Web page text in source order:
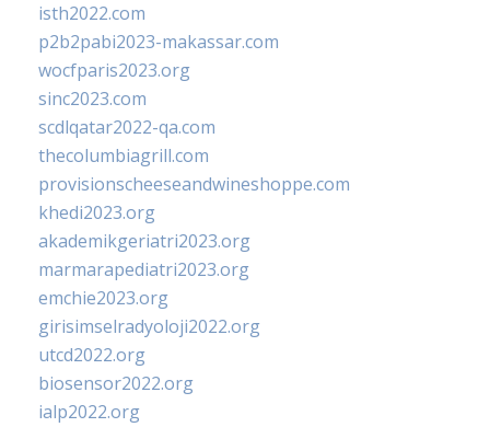
isth2022.com
p2b2pabi2023-makassar.com
wocfparis2023.org
sinc2023.com
scdlqatar2022-qa.com
thecolumbiagrill.com
provisionscheeseandwineshoppe.com
khedi2023.org
akademikgeriatri2023.org
marmarapediatri2023.org
emchie2023.org
girisimselradyoloji2022.org
utcd2022.org
biosensor2022.org
ialp2022.org